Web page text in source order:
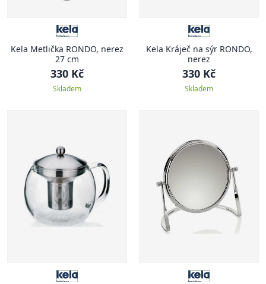
Kela Metlička RONDO, nerez
27 cm
330 Kč
Skladem
Kela Kráječ na sýr RONDO,
nerez
330 Kč
Skladem